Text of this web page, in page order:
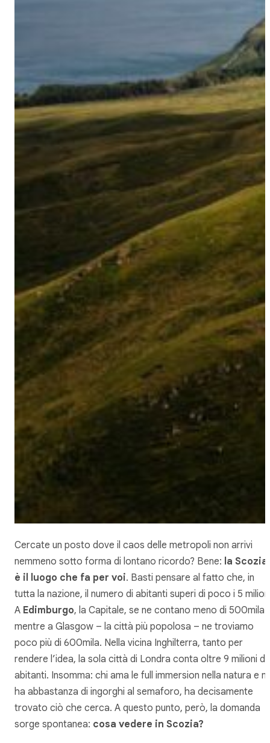
Cercate un posto dove il caos delle metropoli non arrivi
nemmeno sotto forma di lontano ricordo? Bene: la Scozia
è il luogo che fa per voi. Basti pensare al fatto che, in
tutta la nazione, il numero di abitanti superi di poco i 5
A Edimburgo, la Capitale, se ne contano meno di 500mila
mentre a Glasgow – la città più popolosa – ne troviamo
poco più di 600mila. Nella vicina Inghilterra, tanto per
rendere l’idea, la sola città di Londra conta oltre 9 milioni di
abitanti. Insomma: chi ama le full immersion nella natura e
ha abbastanza di ingorghi al semaforo, ha decisamente
trovato ciò che cerca. A questo punto, però, la domanda
sorge spontanea: cosa vedere in Scozia?